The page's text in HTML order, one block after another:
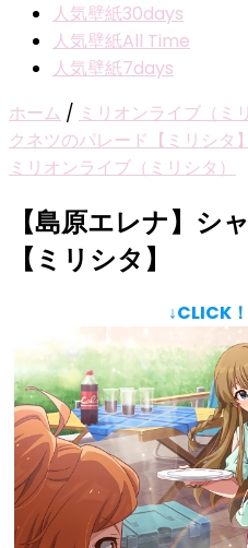
人気壁紙30days
人気壁紙All Time
人気壁紙7days
ホーム / ミリオンライブ（ミ
クネツのパレード【ミリシタ】
ミリオンライブ（ミリシタ）
【島原エレナ】シ
【ミリシタ】
↓CLICK